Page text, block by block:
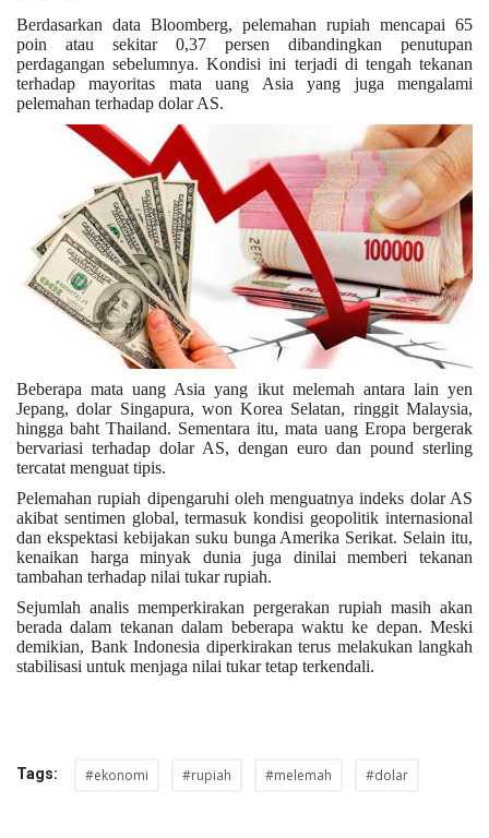
Pendidikan
Informasi Journalism
Olahraga
Layanan Publik
Perempuan/Anak
Berdasarkan data Bloomberg, pelemahan rupiah mencapai 65
poin atau sekitar 0,37 persen dibandingkan penutupan
perdagangan sebelumnya. Kondisi ini terjadi di tengah tekanan
terhadap mayoritas mata uang Asia yang juga mengalami
pelemahan terhadap dolar AS.
Beberapa mata uang Asia yang ikut melemah antara lain yen
Jepang, dolar Singapura, won Korea Selatan, ringgit Malaysia,
hingga baht Thailand. Sementara itu, mata uang Eropa bergerak
bervariasi terhadap dolar AS, dengan euro dan pound sterling
tercatat menguat tipis.
Pelemahan rupiah dipengaruhi oleh menguatnya indeks dolar AS
akibat sentimen global, termasuk kondisi geopolitik internasional
dan ekspektasi kebijakan suku bunga Amerika Serikat. Selain itu,
kenaikan harga minyak dunia juga dinilai memberi tekanan
tambahan terhadap nilai tukar rupiah.
Sejumlah analis memperkirakan pergerakan rupiah masih akan
berada dalam tekanan dalam beberapa waktu ke depan. Meski
demikian, Bank Indonesia diperkirakan terus melakukan langkah
stabilisasi untuk menjaga nilai tukar tetap terkendali.
Tags: #ekonomi #rupiah #melemah #dolar